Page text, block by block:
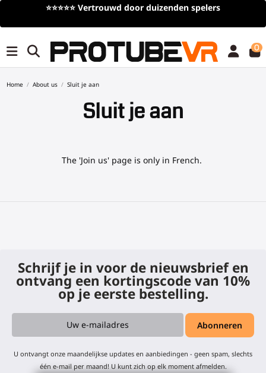
⭐⭐⭐⭐⭐ Vertrouwd door duizenden spelers
0
Home About us Sluit je aan
Sluit je aan
The 'Join us' page is only in French.
Schrijf je in voor de nieuwsbrief en
ontvang een kortingscode van 10%
op je eerste bestelling.
U ontvangt onze maandelijkse updates en aanbiedingen - geen spam, slechts
één e-mail per maand! U kunt zich op elk moment afmelden.